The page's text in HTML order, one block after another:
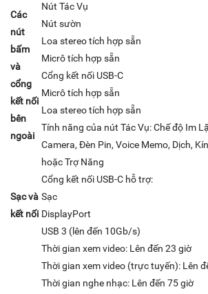
Các
nút
bấm
và
cổng
kết nối
bên
ngoài
Nút Tác Vụ
Nút sườn
Loa stereo tích hợp sẵn
Micrô tích hợp sẵn
Cổng kết nối USB-C
Micrô tích hợp sẵn
Loa stereo tích hợp sẵn
Tính năng của nút Tác Vụ: Chế độ Im
Camera, Đèn Pin, Voice Memo, Dịch,
hoặc Trợ Năng
Sạc và
kết nối
Cổng kết nối USB-C hỗ trợ:
Sạc
DisplayPort
USB 3 (lên đến 10Gb/s)
Thời gian xem video: Lên đến 23 giờ
Thời gian xem video (trực tuyến): Lên
Thời gian nghe nhạc: Lên đến 75 giờ